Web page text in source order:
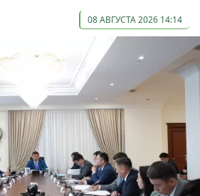
08 АВГУСТА 2026 14:14